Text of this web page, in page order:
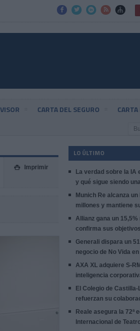
    
CARTA DEL SEGURO
 Imprimir
LO ÚLTIMO
La verdad sobre la IA
y qué sigue siendo
Munich Re alcanza
millones y mantiene
Allianz gana un
confirma sus
Generali dispara un
negocio de No Vida
AXA XL adquiere S-
inteligencia
El Colegio de
refuerzan su
Reale asegura la 72ª
Internacional de